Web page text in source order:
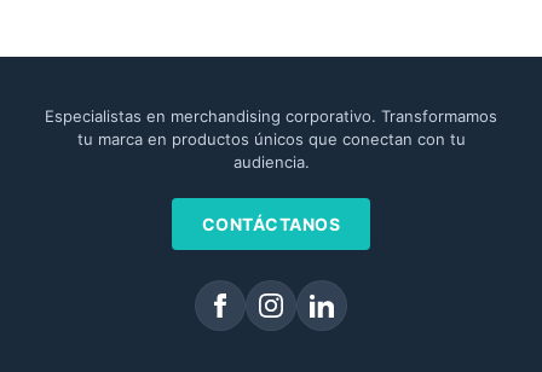
Especialistas en merchandising corporativo. Transformamos
tu marca en productos únicos que conectan con tu
audiencia.
CONTÁCTANOS